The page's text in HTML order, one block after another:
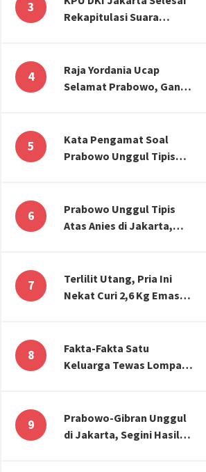
3
Rekapitulasi Suara
Ganjar
4
Raja Yordania Ucap
Selamat Prabowo, Ganjar
3 NEWS]
5
Kata Pengamat Soal
Prabowo Unggul Tipis
Effect
6
Prabowo Unggul Tipis
Atas Anies di Jakarta,
7
Terlilit Utang, Pria Ini
Nekat Curi 2,6 Kg Emas
8
Fakta-Fakta Satu
Keluarga Tewas Lompat
Kening
9
Prabowo-Gibran Unggul
di Jakarta, Segini Hasil